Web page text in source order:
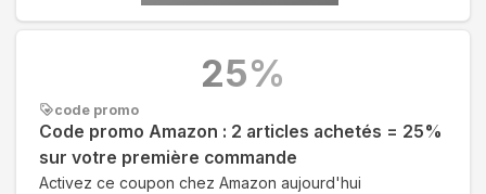
code promo
Code promo Amazon : 2 articles achetés = 25%
sur votre première commande
Activez ce coupon chez Amazon aujourd'hui
25%